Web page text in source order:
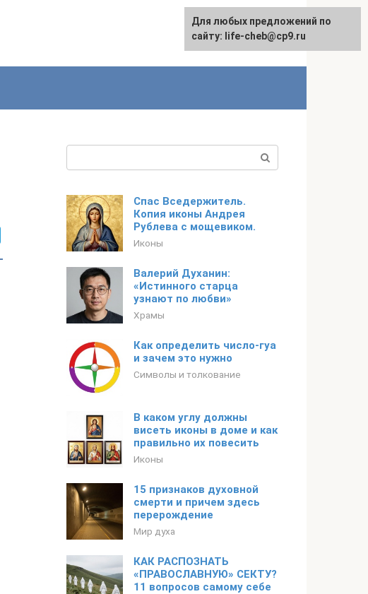
Спас Вседержитель.
Копия иконы Андрея
Рублева с мощевиком.
Иконы
Валерий Духанин:
«Истинного старца
узнают по любви»
Храмы
Как определить число-гуа
и зачем это нужно
Символы и толкование
В каком углу должны
висеть иконы в доме и как
правильно их повесить
Иконы
15 признаков духовной
смерти и причем здесь
перерождение
Мир духа
КАК РАСПОЗНАТЬ
«ПРАВОСЛАВНУЮ» СЕКТУ?
11 вопросов самому себе
Для любых предложений по
сайту: life-cheb@cp9.ru
Для любых предложений по
сайту: life-cheb@cp9.ru